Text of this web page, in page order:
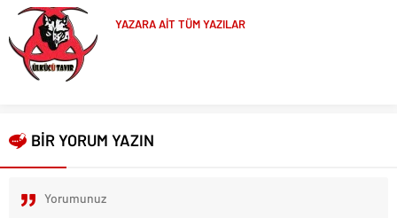
YAZARA AİT TÜM YAZILAR
BİR YORUM YAZIN